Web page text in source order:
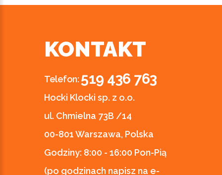
KONTAKT
Telefon: 519 436 763
Hocki Klocki sp. z o.o.
ul. Chmielna 73B /14
00-801 Warszawa, Polska
Godziny: 8:00 - 16:00 Pon-Pią
(po godzinach napisz na e-